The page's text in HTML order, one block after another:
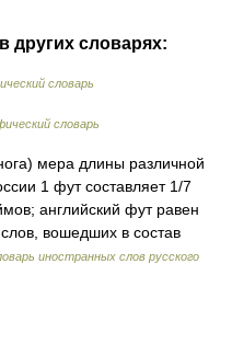
других словарях:
словарь
словарь
мера длины различной
1 фут составляет 1/7
английский фут равен
вошедших в состав
иностранных слов русского